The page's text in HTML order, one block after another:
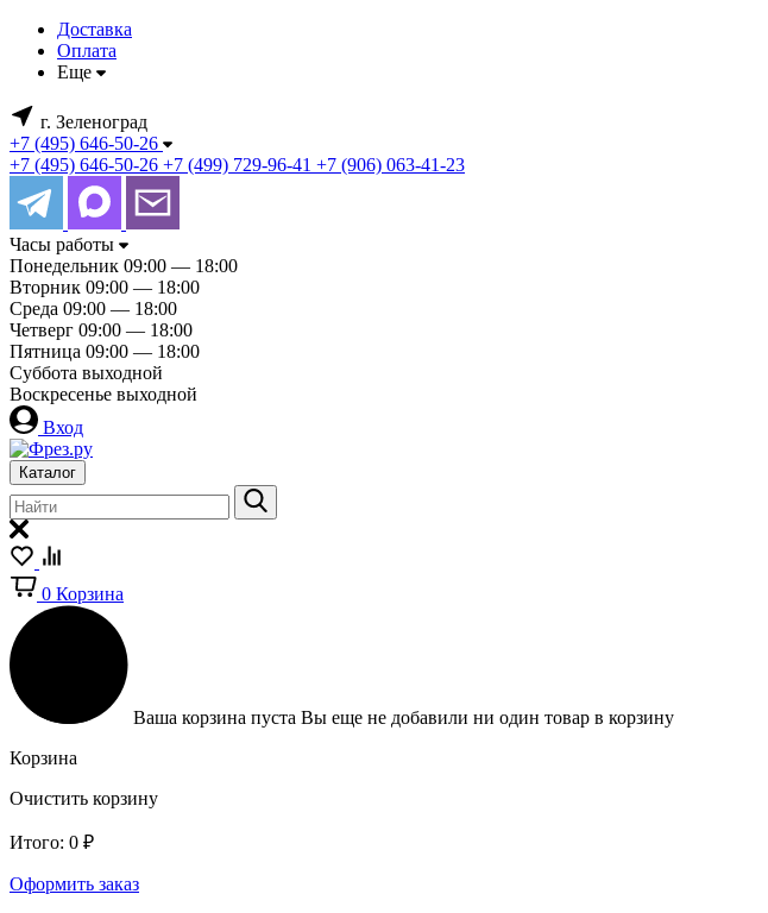
Доставка
Оплата
Еще
г. Зеленоград
+7 (495) 646-50-26
+7 (495) 646-50-26 +7 (499) 729-96-41 +7 (906) 063-41-23
Часы работы
Понедельник 09:00 — 18:00
Вторник 09:00 — 18:00
Среда 09:00 — 18:00
Четверг 09:00 — 18:00
Пятница 09:00 — 18:00
Суббота выходной
Воскресенье выходной
Вход
Каталог
0 Корзина
Ваша корзина пуста Вы еще не добавили ни один товар в корзину
Корзина
Очистить корзину
Итого: 0 ₽
Оформить заказ